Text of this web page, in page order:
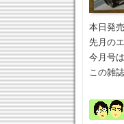
本日発
先月の
今月号
この雑